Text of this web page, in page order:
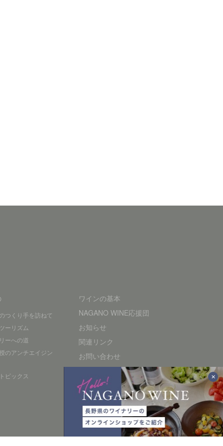
つくり手を訪ねて
ーリズム
ーへの道
のアンチエイジン
ピックス
ワインの基本
NAGANO WINE応援団
お知らせ
関連リンク
お問い合わせ
プライバシーポリシー